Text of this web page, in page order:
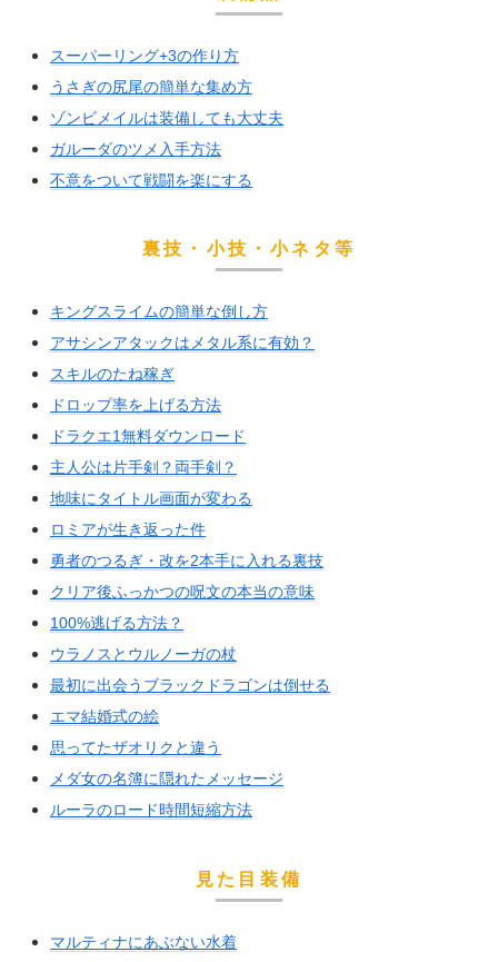
スーパーリング+3の作り方
うさぎの尻尾の簡単な集め方
ゾンビメイルは装備しても大丈夫
ガルーダのツメ入手方法
不意をついて戦闘を楽にする
裏技・小技・小ネタ等
キングスライムの簡単な倒し方
アサシンアタックはメタル系に有効？
スキルのたね稼ぎ
ドロップ率を上げる方法
ドラクエ1無料ダウンロード
主人公は片手剣？両手剣？
地味にタイトル画面が変わる
ロミアが生き返った件
勇者のつるぎ・改を2本手に入れる裏技
クリア後ふっかつの呪文の本当の意味
100%逃げる方法？
ウラノスとウルノーガの杖
最初に出会うブラックドラゴンは倒せる
エマ結婚式の絵
思ってたザオリクと違う
メダ女の名簿に隠れたメッセージ
ルーラのロード時間短縮方法
見た目装備
マルティナにあぶない水着